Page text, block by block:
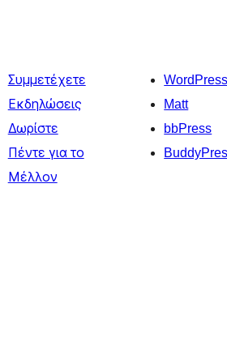
Συμμετέχετε
Εκδηλώσεις
Δωρίστε
Πέντε για το
Μέλλον
Matt
bbPress